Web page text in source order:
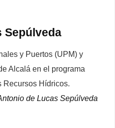
Sepúlveda
y Puertos (UPM) y
Alcalá en el programa
Recursos Hídricos.
de Lucas Sepúlveda